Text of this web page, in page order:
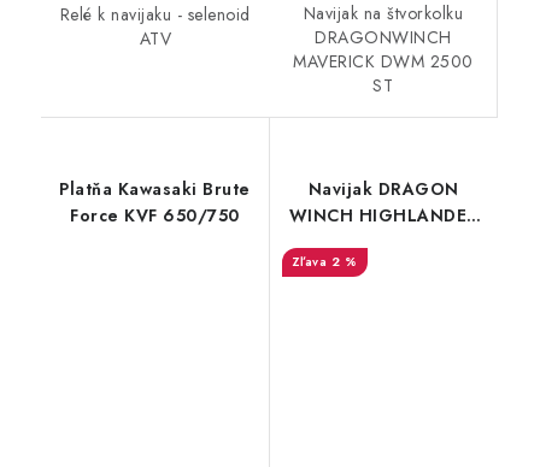
Relé k navijaku - selenoid
ATV
Navijak na štvorkolku
DRAGONWINCH
MAVERICK DWM 2500
ST
Platňa Kawasaki Brute
Force KVF 650/750
Navijak DRAGON
WINCH HIGHLANDER
DWH 3000 HD
2 %